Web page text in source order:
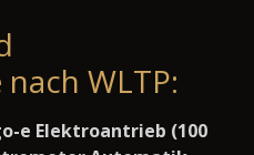
WLTP:
e Elektroantrieb (100